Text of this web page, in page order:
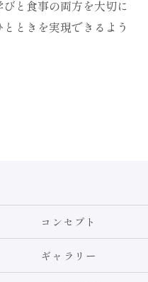
と食事の両方を大切に
ときを実現できるよう
コンセプト
ギャラリー
こちら